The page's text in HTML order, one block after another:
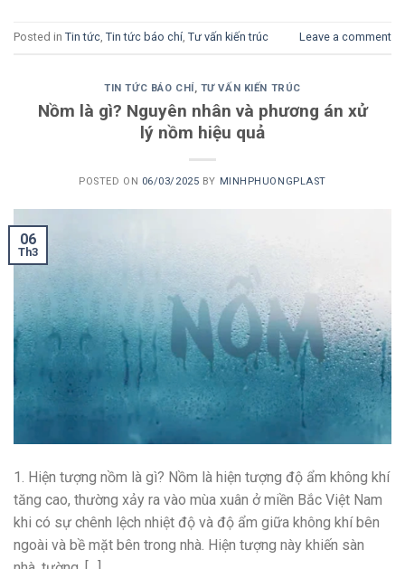
Posted in Tin tức, Tin tức báo chí, Tư vấn kiến trúc Leave a comment
TIN TỨC BÁO CHÍ , TƯ VẤN KIẾN TRÚC
Nồm là gì? Nguyên nhân và phương án xử
lý nồm hiệu quả
POSTED ON 06/03/2025 BY MINHPHUONGPLAST
06
Th3
1. Hiện tượng nồm là gì? Nồm là hiện tượng độ ẩm không khí
tăng cao, thường xảy ra vào mùa xuân ở miền Bắc Việt Nam
khi có sự chênh lệch nhiệt độ và độ ẩm giữa không khí bên
ngoài và bề mặt bên trong nhà. Hiện tượng này khiến sàn